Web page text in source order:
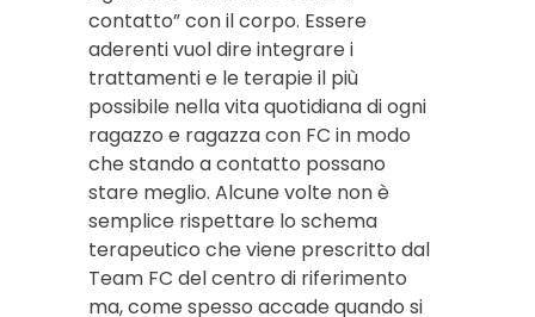
contatto” con il corpo. Essere
aderenti vuol dire integrare i
trattamenti e le terapie il più
possibile nella vita quotidiana di ogni
ragazzo e ragazza con FC in modo
che stando a contatto possano
stare meglio. Alcune volte non è
semplice rispettare lo schema
terapeutico che viene prescritto dal
Team FC del centro di riferimento
ma, come spesso accade quando si